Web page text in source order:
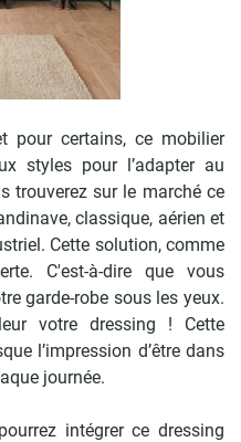
pour certains, ce mobilier
styles pour l’adapter au
trouverez sur le marché ce
classique, aérien et
Cette solution, comme
C'est-à-dire que vous
garde-robe sous les yeux.
votre dressing ! Cette
l’impression d’être dans
journée.
intégrer ce dressing